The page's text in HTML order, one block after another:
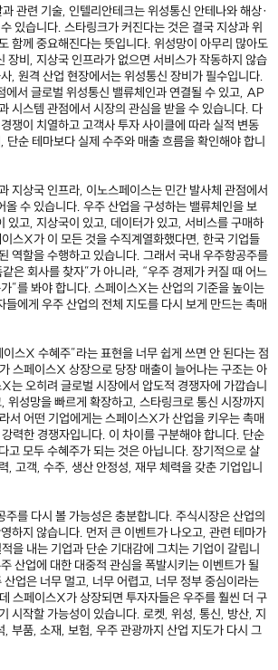
관련 기술, 인텔리안테크는 위성통신 안테나와 해상·
있습니다. 스타링크가 커진다는 것은 결국 지상과 위
함께 중요해진다는 뜻입니다. 위성망이 아무리 많아도
장비, 지상국 인프라가 없으면 서비스가 작동하지 않습
, 원격 산업 현장에서는 위성통신 장비가 필수입니다.
에서 글로벌 위성통신 밸류체인과 연결될 수 있고, AP
시스템 관점에서 시장의 관심을 받을 수 있습니다. 다
쟁이 치열하고 고객사 투자 사이클에 따라 실적 변동
단순 테마보다 실제 수주와 매출 흐름을 확인해야 합니
지상국 인프라, 이노스페이스는 민간 발사체 관점에서
올 수 있습니다. 우주 산업을 구성하는 밸류체인을 보
있고, 지상국이 있고, 데이터가 있고, 서비스를 구매하
스X가 이 모든 것을 수직계열화했다면, 한국 기업들
역할을 수행하고 있습니다. 그래서 국내 우주항공주를
은 회사를 찾자”가 아니라, “우주 경제가 커질 때 어느
”를 봐야 합니다. 스페이스X는 산업의 기준을 높이는
들에게 우주 산업의 전체 지도를 다시 보게 만드는 촉매
스X 수혜주”라는 표현을 너무 쉽게 쓰면 안 된다는 점
스페이스X 상장으로 당장 매출이 늘어나는 구조는 아
는 오히려 글로벌 시장에서 압도적 경쟁자에 가깝습니
위성망을 빠르게 확장하고, 스타링크로 통신 시장까지
서 어떤 기업에게는 스페이스X가 산업을 키우는 촉매
력한 경쟁자입니다. 이 차이를 구분해야 합니다. 단순
고 모두 수혜주가 되는 것은 아닙니다. 장기적으로 살
, 고객, 수주, 생산 안정성, 재무 체력을 갖춘 기업입니
주를 다시 볼 가능성은 충분합니다. 주식시장은 산업의
하지 않습니다. 먼저 큰 이벤트가 나오고, 관련 테마가
을 내는 기업과 단순 기대감에 그치는 기업이 갈립니
산업에 대한 대중적 관심을 폭발시키는 이벤트가 될
업은 너무 멀고, 너무 어렵고, 너무 정부 중심이라는
스페이스X가 상장되면 투자자들은 우주를 훨씬 더 구
시작할 가능성이 있습니다. 로켓, 위성, 통신, 방산, 지
부품, 소재, 보험, 우주 관광까지 산업 지도가 다시 그